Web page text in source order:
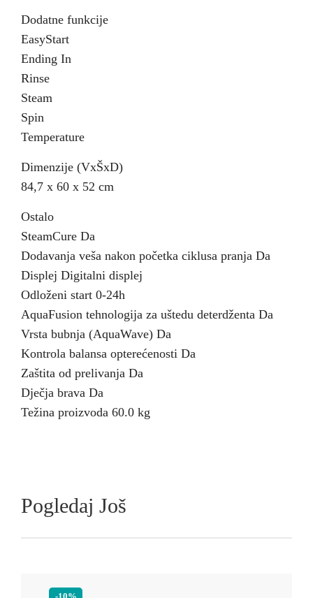
Dodatne funkcije
EasyStart
Ending In
Rinse
Steam
Spin
Temperature
Dimenzije (VxŠxD)
84,7 x 60 x 52 cm
Ostalo
SteamCure Da
Dodavanja veša nakon početka ciklusa pranja Da
Displej Digitalni displej
Odloženi start 0-24h
AquaFusion tehnologija za uštedu deterdženta Da
Vrsta bubnja (AquaWave) Da
Kontrola balansa opterećenosti Da
Zaštita od prelivanja Da
Dječja brava Da
Težina proizvoda 60.0 kg
Pogledaj Još